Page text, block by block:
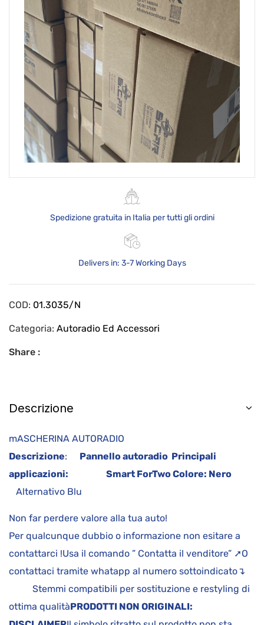
Spedizione gratuita in Italia per tutti gli ordini
Delivers in: 3-7 Working Days
COD: 01.3035/N
Categoria: Autoradio Ed Accessori
Share :
Descrizione
mASCHERINA AUTORADIO
Descrizione: Pannello autoradio Principali
applicazioni:
Smart ForTwoColore: Nero
Alternativo Blu
Non far perdere valore alla tua auto!
Per qualcunque dubbio o informazione non esitare a
contattarci !Usa il comando ” Contatta il venditore” ➚O
contattaci tramite whatapp al numero sottoindicato↴
Stemmi compatibili per sostituzione e restyling di
ottima qualitàPRODOTTI NON ORIGINALI: